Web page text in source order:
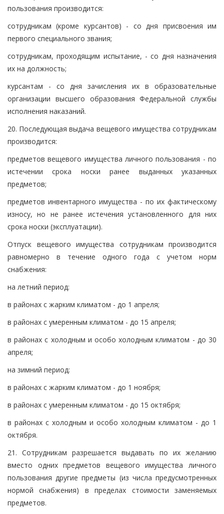
пользования производится:
сотрудникам (кроме курсантов) - со дня присвоения им
первого специального звания;
сотрудникам, проходящим испытание, - со дня назначения
их на должность;
курсантам - со дня зачисления их в образовательные
организации высшего образования Федеральной службы
исполнения наказаний.
20. Последующая выдача вещевого имущества сотрудникам
производится:
предметов вещевого имущества личного пользования - по
истечении срока носки ранее выданных указанных
предметов;
предметов инвентарного имущества - по их фактическому
износу, но не ранее истечения установленного для них
срока носки (эксплуатации).
Отпуск вещевого имущества сотрудникам производится
равномерно в течение одного года с учетом норм
снабжения:
на летний период:
в районах с жарким климатом - до 1 апреля;
в районах с умеренным климатом - до 15 апреля;
в районах с холодным и особо холодным климатом - до 30
апреля;
на зимний период:
в районах с жарким климатом - до 1 ноября;
в районах с умеренным климатом - до 15 октября;
в районах с холодным и особо холодным климатом - до 1
октября.
21. Сотрудникам разрешается выдавать по их желанию
вместо одних предметов вещевого имущества личного
пользования другие предметы (из числа предусмотренных
нормой снабжения) в пределах стоимости заменяемых
предметов.